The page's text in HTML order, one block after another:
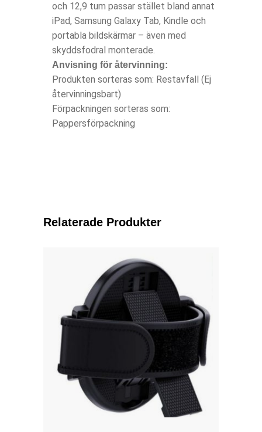
och 12,9 tum passar stället bland annat
iPad, Samsung Galaxy Tab, Kindle och
portabla bildskärmar – även med
skyddsfodral monterade.
Anvisning för återvinning:
Produkten sorteras som: Restavfall (Ej
återvinningsbart)
Förpackningen sorteras som:
Pappersförpackning
Relaterade Produkter